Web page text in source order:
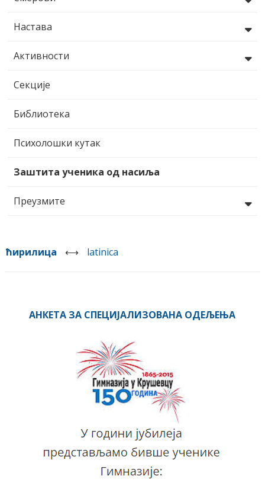
Настава
Активности
Секције
Библиотека
Психолошки кутак
Заштита ученика од насиља
Преузмите
ћирилица ⟷ latinica
АНКЕТА ЗА СПЕЦИЈАЛИЗОВАНА ОДЕЉЕЊА